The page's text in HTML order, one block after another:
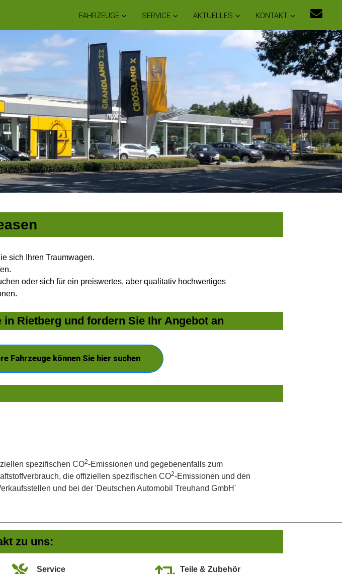
FAHRZEUGE SERVICE AKTUELLES KONTAKT
sich Ihren Traumwagen.
oder sich für ein preiswertes, aber qualitativ hochwertiges
Rietberg und fordern Sie Ihr Angebot an
Fahrzeuge können Sie hier suchen
spezifischen CO2-Emissionen und gegebenenfalls zum
die offiziellen spezifischen CO2-Emissionen und den
und bei der 'Deutschen Automobil Treuhand GmbH'
zu uns:
Service Teile & Zubehör